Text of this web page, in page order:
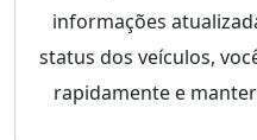
informações
status dos veículos,
rapidamente e